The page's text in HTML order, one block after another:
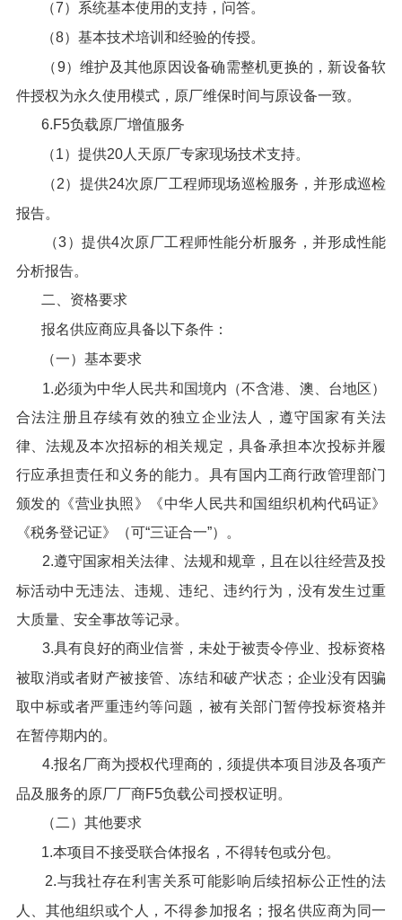
（7）系统基本使用的支持，问答。
（8）基本技术培训和经验的传授。
（9）维护及其他原因设备确需整机更换的，新设备软
件授权为永久使用模式，原厂维保时间与原设备一致。
6.F5负载原厂增值服务
（1）提供20人天原厂专家现场技术支持。
（2）提供24次原厂工程师现场巡检服务，并形成巡检
报告。
（3）提供4次原厂工程师性能分析服务，并形成性能
分析报告。
二、资格要求
报名供应商应具备以下条件：
（一）基本要求
1.必须为中华人民共和国境内（不含港、澳、台地区）
合法注册且存续有效的独立企业法人，遵守国家有关法
律、法规及本次招标的相关规定，具备承担本次投标并履
行应承担责任和义务的能力。具有国内工商行政管理部门
颁发的《营业执照》《中华人民共和国组织机构代码证》
《税务登记证》（可“三证合一”）。
2.遵守国家相关法律、法规和规章，且在以往经营及投
标活动中无违法、违规、违纪、违约行为，没有发生过重
大质量、安全事故等记录。
3.具有良好的商业信誉，未处于被责令停业、投标资格
被取消或者财产被接管、冻结和破产状态；企业没有因骗
取中标或者严重违约等问题，被有关部门暂停投标资格并
在暂停期内的。
4.报名厂商为授权代理商的，须提供本项目涉及各项产
品及服务的原厂厂商F5负载公司授权证明。
（二）其他要求
1.本项目不接受联合体报名，不得转包或分包。
2.与我社存在利害关系可能影响后续招标公正性的法
人、其他组织或个人，不得参加报名；报名供应商为同一